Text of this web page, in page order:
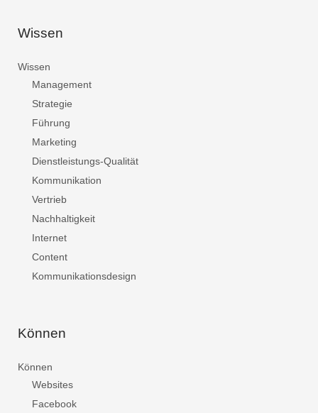
Wissen
Wissen
Management
Strategie
Führung
Marketing
Dienstleistungs-Qualität
Kommunikation
Vertrieb
Nachhaltigkeit
Internet
Content
Kommunikationsdesign
Können
Können
Websites
Facebook